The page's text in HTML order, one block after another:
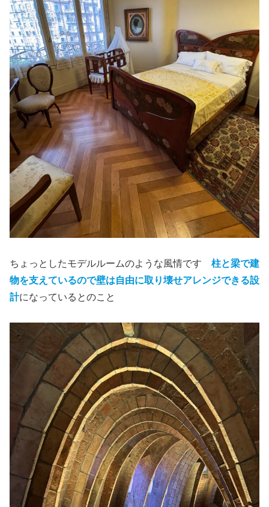
ちょっとしたモデルルームのような風情です 柱と梁で建
物を支えているので壁は自由に取り壊せアレンジできる設
計になっているとのこと